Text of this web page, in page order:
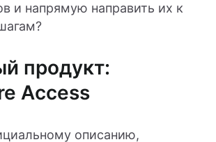
и напрямую направить их к
продукт:
Access
описанию,